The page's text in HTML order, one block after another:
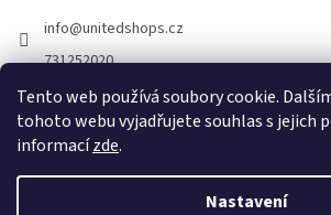
Tento web používá soubory cookie.
tohoto webu vyjadřujete souhlas s jejich
informacízde.
Nastavení
info@unitedshops.cz
731252020
https://www.fb.com/UnitedShops
UnitedShops
Vytvořil Shoptet